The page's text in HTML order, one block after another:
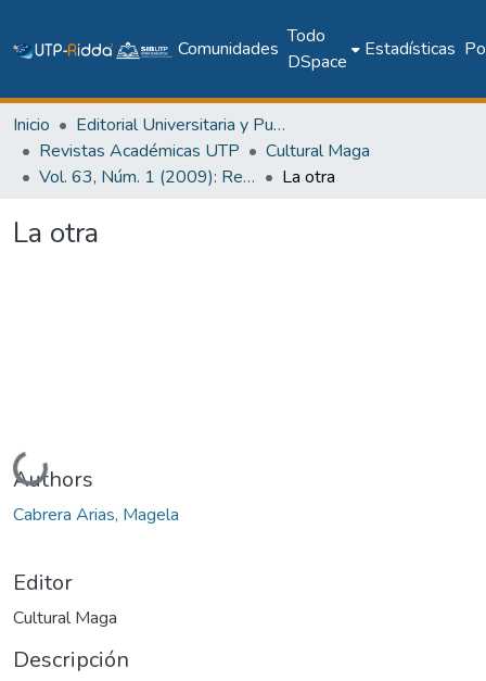
Comunidades
Todo
DSpace
Estadísticas
Inicio
Editorial Universitaria y Publicaciones Seriadas
Revistas Académicas UTP
Cultural Maga
Vol. 63, Núm. 1 (2009): Revista Maga
La otra
La otra
Cargando...
Authors
Cabrera Arias, Magela
Editor
Cultural Maga
Descripción